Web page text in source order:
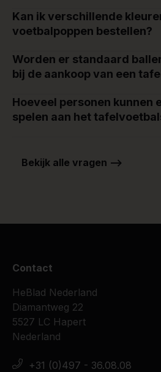
Kan ik verschillende
voetbalpoppen bestellen?
Worden er standaard
bij de aankoop van een
Hoeveel personen kunnen
spelen aan het
Bekijk alle vragen -->
Contact
HeBlad Nederland
Diamantweg 22
5527 LC Hapert
Nederland
+31 (0)497 - 36.08.08